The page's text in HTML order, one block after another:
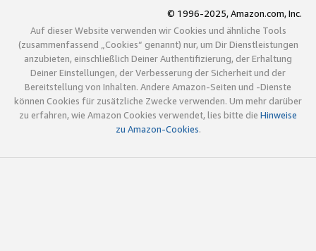
© 1996-2025, Amazon.com, Inc.
Auf dieser Website verwenden wir Cookies und ähnliche Tools
(zusammenfassend „Cookies“ genannt) nur, um Dir Dienstleistungen
anzubieten, einschließlich Deiner Authentifizierung, der Erhaltung
Deiner Einstellungen, der Verbesserung der Sicherheit und der
Bereitstellung von Inhalten. Andere Amazon-Seiten und -Dienste
können Cookies für zusätzliche Zwecke verwenden. Um mehr darüber
zu erfahren, wie Amazon Cookies verwendet, lies bitte die Hinweise
zu Amazon-Cookies.